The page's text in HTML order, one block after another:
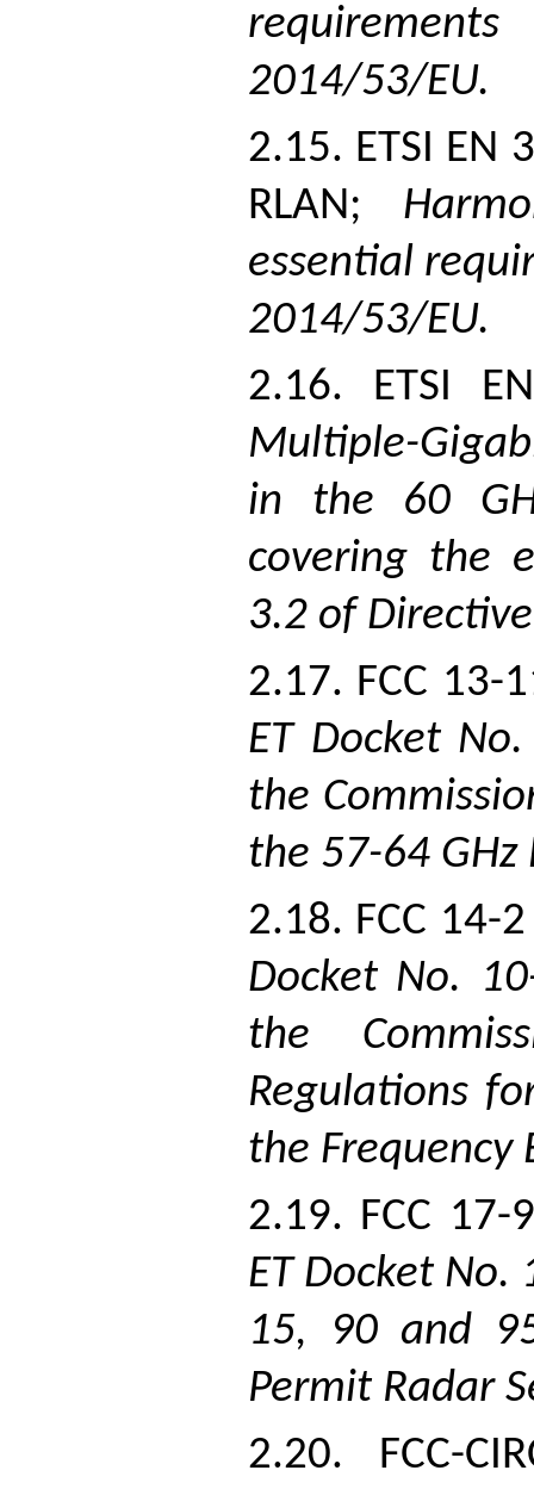
2014/53/EU.
2.15. ETSI EN
RLAN;
essential
2014/53/EU.
2.16. ETSI
Multiple-
in the 60
covering the
3.2 of
2.17. FCC
ET Docket
the
the 57-64 GHz
2.18. FCC 14-
Docket No.
the
Regulations
the Frequency
2.19. FCC
ET Docket
15, 90 and
Permit Radar
2.20. FCC-